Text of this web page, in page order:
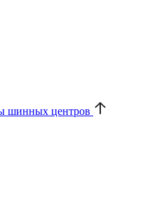
шинных центров